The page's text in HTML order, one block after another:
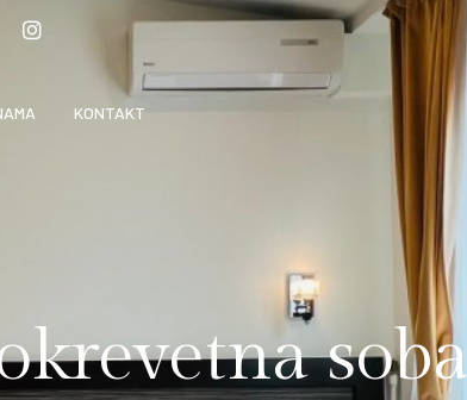
KONTAKT
soba